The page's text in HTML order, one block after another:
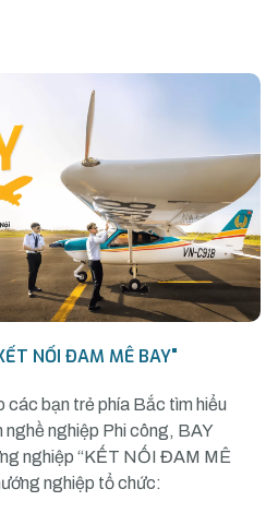
NỐI ĐAM MÊ BAY"
các bạn trẻ phía Bắc tìm hiểu
nghiệp Phi công, BAY
nghiệp “KẾT NỐI ĐAM MÊ
nghiệp tổ chức: